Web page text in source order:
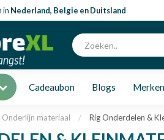
in Nederland, Belgie en Duitsland
Cadeaubon Blogs Merken
Onderlijn materiaal / Rig Onderdelen &